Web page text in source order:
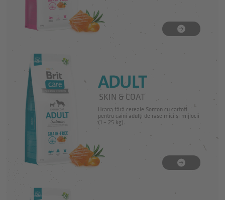
ADULT
SKIN & COAT
Hrana fără cereale Somon cu cartofi
pentru câini adulți de rase mici și mijlocii
(1 – 25 kg).